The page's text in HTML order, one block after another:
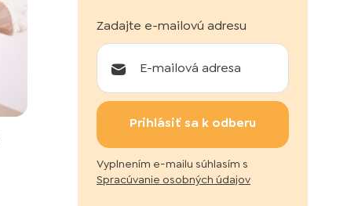
Zadajte e-mailovú adresu
Prihlásiť sa k odberu
Vyplnením e-mailu súhlasím s
Spracúvanie osobných údajov